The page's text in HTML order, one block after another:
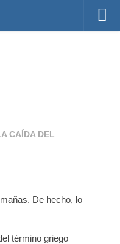
CAÍDA DEL
De hecho, lo
término griego